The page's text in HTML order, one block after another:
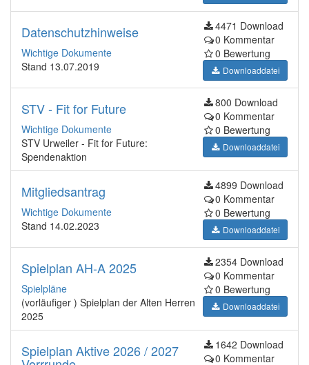
4471 Download
0 Kommentar
0 Bewertung
Downloaddatei
Datenschutzhinweise
Wichtige Dokumente
Stand 13.07.2019
800 Download
0 Kommentar
0 Bewertung
Downloaddatei
STV - Fit for Future
Wichtige Dokumente
STV Urweiler - Fit for Future:
Spendenaktion
4899 Download
0 Kommentar
0 Bewertung
Downloaddatei
Mitgliedsantrag
Wichtige Dokumente
Stand 14.02.2023
2354 Download
0 Kommentar
0 Bewertung
Downloaddatei
Spielplan AH-A 2025
Spielpläne
(vorläufiger ) Spielplan der Alten Herren
2025
1642 Download
0 Kommentar
Spielplan Aktive 2026 / 2027